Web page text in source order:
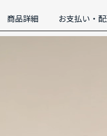
商品詳細 お支払い・